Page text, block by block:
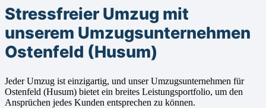
Stressfreier Umzug mit
unserem Umzugsunternehmen
Ostenfeld (Husum)
Jeder Umzug ist einzigartig, und unser Umzugsunternehmen für
Ostenfeld (Husum) bietet ein breites Leistungsportfolio, um den
Ansprüchen jedes Kunden entsprechen zu können.